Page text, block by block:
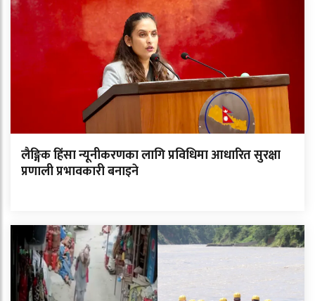
लैङ्गिक हिंसा न्यूनीकरणका लागि प्रविधिमा आधारित सुरक्षा
प्रणाली प्रभावकारी बनाइने